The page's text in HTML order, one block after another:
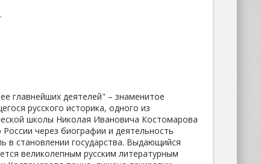
главнейших деятелей" – знаменитое
русского историка, одного из
школы Николая Ивановича Костомарова
через биографии и деятельность
в становлении государства. Выдающийся
великолепным русским литературным